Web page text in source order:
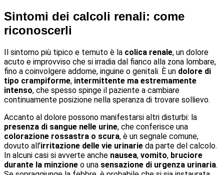
Sintomi dei calcoli renali: come
riconoscerli
Il sintomo più tipico e temuto è la colica renale, un dolore
acuto e improvviso che si irradia dal fianco alla zona lombare,
fino a coinvolgere addome, inguine o genitali. È un dolore di
tipo crampiforme, intermittente ma estremamente
intenso, che spesso spinge il paziente a cambiare
continuamente posizione nella speranza di trovare sollievo.
Accanto al dolore possono manifestarsi altri disturbi: la
presenza di sangue nelle urine, che conferisce una
colorazione rossastra o scura, è un segnale comune,
dovuto all’irritazione delle vie urinarie da parte del calcolo.
In alcuni casi si avverte anche nausea, vomito, bruciore
durante la minzione o una sensazione di urgenza urinaria.